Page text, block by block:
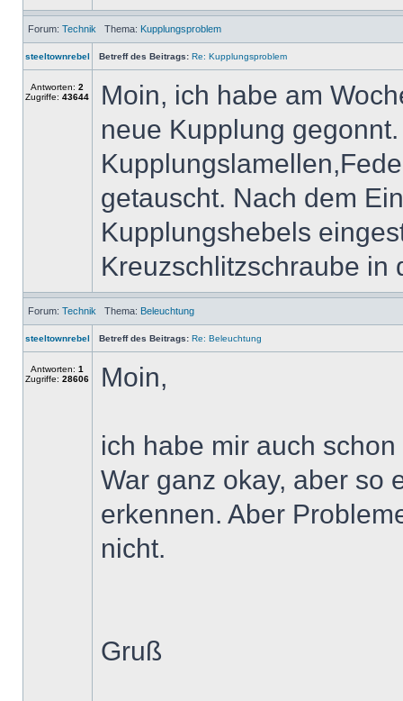
Forum: Technik Thema: Kupplungsproblem
steeltownrebel Betreff des Beitrags: Re: Kupplungsproblem
Antworten:2
Zugriffe:43644
Moin, ich habe am
neue Kupplung
getauscht. Nach dem
Kupplungshebels
Kreuzschlitzschraube in
Forum: Technik Thema: Beleuchtung
steeltownrebel Betreff des Beitrags: Re: Beleuchtung
Antworten:1
Zugriffe:28606 Moin,
ich habe mir auch
War ganz okay, aber so
erkennen. Aber
nicht.
Gruß